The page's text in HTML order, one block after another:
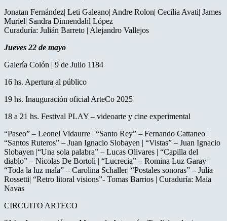
Jonatan Fernández| Leti Galeano| Andre Rolon| Cecilia Avati| James
Muriel| Sandra Dinnendahl López
Curaduría: Julián Barreto | Alejandro Vallejos
Jueves 22 de mayo
Galería Colón | 9 de Julio 1184
16 hs. Apertura al público
19 hs. Inauguración oficial ArteCo 2025
18 a 21 hs. Festival PLAY – videoarte y cine experimental
“Paseo” – Leonel Vidaurre | “Santo Rey” – Fernando Cattaneo |
“Santos Ruteros” – Juan Ignacio Slobayen | “Vistas” – Juan Ignacio
Slobayen |“Una sola palabra” – Lucas Olivares | “Capilla del
diablo” – Nicolas De Bortoli | “Lucrecia” – Romina Luz Garay |
“Toda la luz mala” – Carolina Schaller| “Postales sonoras” – Julia
Rossetti| “Retro litoral visions”- Tomas Barrios | Curaduría: Maia
Navas
CIRCUITO ARTECO